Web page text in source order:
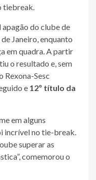
tiebreak.
do clube de
Janeiro, enquanto
em quadra. A partir
o resultado e, sem
Rexona-Sesc
e 12º título da
em alguns
incrível no tie-break.
superar as
comemorou o